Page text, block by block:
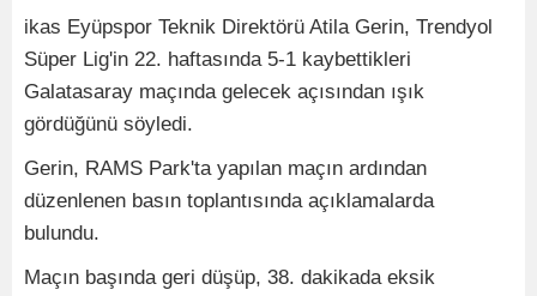
ikas Eyüpspor Teknik Direktörü Atila Gerin, Trendyol
Süper Lig'in 22. haftasında 5-1 kaybettikleri
Galatasaray maçında gelecek açısından ışık
gördüğünü söyledi.
Gerin, RAMS Park'ta yapılan maçın ardından
düzenlenen basın toplantısında açıklamalarda
bulundu.
Maçın başında geri düşüp, 38. dakikada eksik